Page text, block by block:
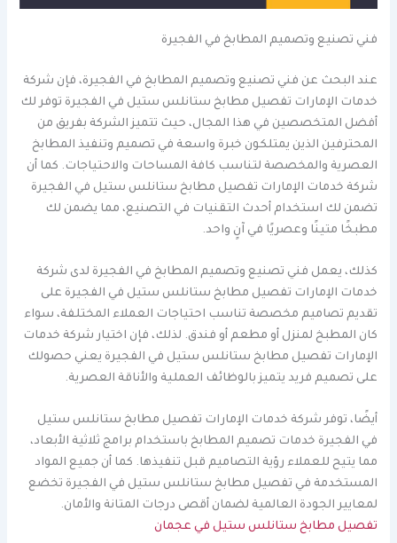
فني تصنيع وتصميم المطابخ في الفجيرة
عند البحث عن فني تصنيع وتصميم المطابخ في الفجيرة، فإن شركة
خدمات الإمارات تفصيل مطابخ ستانلس ستيل في الفجيرة توفر لك
أفضل المتخصصين في هذا المجال، حيث تتميز الشركة بفريق من
المحترفين الذين يمتلكون خبرة واسعة في تصميم وتنفيذ المطابخ
العصرية والمخصصة لتناسب كافة المساحات والاحتياجات. كما أن
شركة خدمات الإمارات تفصيل مطابخ ستانلس ستيل في الفجيرة
تضمن لك استخدام أحدث التقنيات في التصنيع، مما يضمن لك
مطبخًا متينًا وعصريًا في آنٍ واحد.
كذلك، يعمل فني تصنيع وتصميم المطابخ في الفجيرة لدى شركة
خدمات الإمارات تفصيل مطابخ ستانلس ستيل في الفجيرة على
تقديم تصاميم مخصصة تناسب احتياجات العملاء المختلفة، سواء
كان المطبخ لمنزل أو مطعم أو فندق. لذلك، فإن اختيار شركة خدمات
الإمارات تفصيل مطابخ ستانلس ستيل في الفجيرة يعني حصولك
على تصميم فريد يتميز بالوظائف العملية والأناقة العصرية.
أيضًا، توفر شركة خدمات الإمارات تفصيل مطابخ ستانلس ستيل
في الفجيرة خدمات تصميم المطابخ باستخدام برامج ثلاثية الأبعاد،
مما يتيح للعملاء رؤية التصاميم قبل تنفيذها. كما أن جميع المواد
المستخدمة في تفصيل مطابخ ستانلس ستيل في الفجيرة تخضع
لمعايير الجودة العالمية لضمان أقصى درجات المتانة والأمان.
تفصيل مطابخ ستانلس ستيل في عجمان